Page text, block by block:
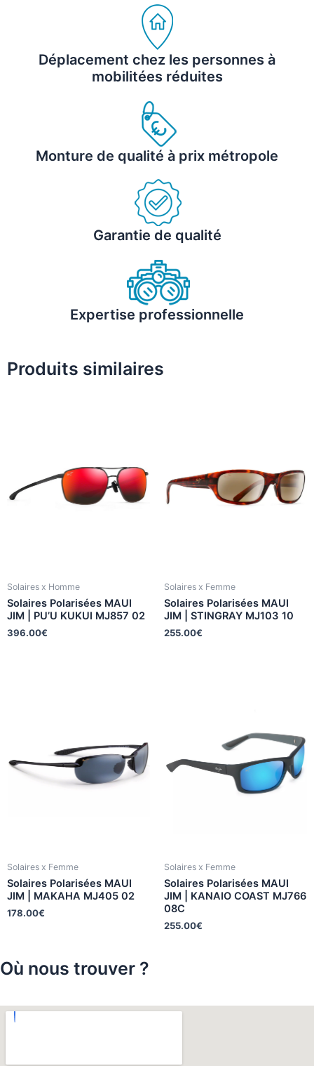
Déplacement chez les personnes à
mobilitées réduites
Monture de qualité à prix métropole
Garantie de qualité
Expertise professionnelle
Produits similaires
Solaires x Homme
Solaires Polarisées MAUI
JIM | PU’U KUKUI MJ857 02
396.00€
Solaires x Femme
Solaires Polarisées MAUI
JIM | STINGRAY MJ103 10
255.00€
Solaires x Femme
Solaires Polarisées MAUI
JIM | MAKAHA MJ405 02
178.00€
Solaires x Femme
Solaires Polarisées MAUI
JIM | KANAIO COAST MJ766
08C
255.00€
Où nous trouver ?